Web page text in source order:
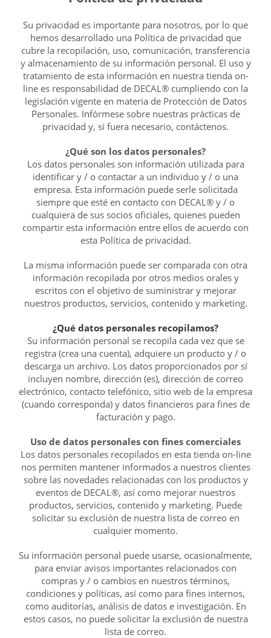
Su privacidad es importante para nosotros, por lo que
hemos desarrollado una Política de privacidad que
cubre la recopilación, uso, comunicación, transferencia
y almacenamiento de su información personal. El uso y
tratamiento de esta información en nuestra tienda on-
line es responsabilidad de DECAL® cumpliendo con la
legislación vigente en materia de Protección de Datos
Personales. Infórmese sobre nuestras prácticas de
privacidad y, si fuera necesario, contáctenos.
¿Qué son los datos personales?
Los datos personales son información utilizada para
identificar y / o contactar a un individuo y / o una
empresa. Esta información puede serle solicitada
siempre que esté en contacto con DECAL® y / o
cualquiera de sus socios oficiales, quienes pueden
compartir esta información entre ellos de acuerdo con
esta Política de privacidad.
La misma información puede ser comparada con otra
información recopilada por otros medios orales y
escritos con el objetivo de suministrar y mejorar
nuestros productos, servicios, contenido y marketing.
¿Qué datos personales recopilamos?
Su información personal se recopila cada vez que se
registra (crea una cuenta), adquiere un producto y / o
descarga un archivo. Los datos proporcionados por sí
incluyen nombre, dirección (es), dirección de correo
electrónico, contacto telefónico, sitio web de la empresa
(cuando corresponda) y datos financieros para fines de
facturación y pago.
Uso de datos personales con fines comerciales
Los datos personales recopilados en esta tienda on-line
nos permiten mantener informados a nuestros clientes
sobre las novedades relacionadas con los productos y
eventos de DECAL®, así como mejorar nuestros
productos, servicios, contenido y marketing. Puede
solicitar su exclusión de nuestra lista de correo en
cualquier momento.
Su información personal puede usarse, ocasionalmente,
para enviar avisos importantes relacionados con
compras y / o cambios en nuestros términos,
condiciones y políticas, así como para fines internos,
como auditorías, análisis de datos e investigación. En
estos casos, no puede solicitar la exclusión de nuestra
lista de correo.